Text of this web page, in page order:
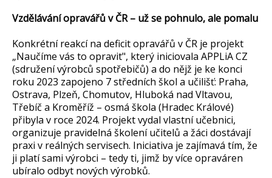
Vzdělávání opravářů v ČR – už se pohnulo, ale pomalu
Konkrétní reakcí na deficit opravářů v ČR je projekt
„Naučíme vás to opravit", který iniciovala APPLiA CZ
(sdružení výrobců spotřebičů) a do nějž je ke konci
roku 2023 zapojeno 7 středních škol a učilišť: Praha,
Ostrava, Plzeň, Chomutov, Hluboká nad Vltavou,
Třebíč a Kroměříž – osmá škola (Hradec Králové)
přibyla v roce 2024. Projekt vydal vlastní učebnici,
organizuje pravidelná školení učitelů a žáci dostávají
praxi v reálných servisech. Iniciativa je zajímavá tím, že
ji platí sami výrobci – tedy ti, jimž by více opraváren
ubíralo odbyt nových výrobků.